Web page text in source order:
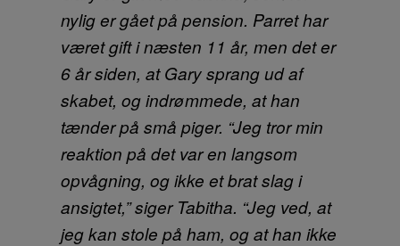
nylig er gået på pension. Parret har
været gift i næsten 11 år, men det er
6 år siden, at Gary sprang ud af
skabet, og indrømmede, at han
tænder på små piger. “Jeg tror min
reaktion på det var en langsom
opvågning, og ikke et brat slag i
ansigtet,” siger Tabitha. “Jeg ved, at
jeg kan stole på ham, og at han ikke